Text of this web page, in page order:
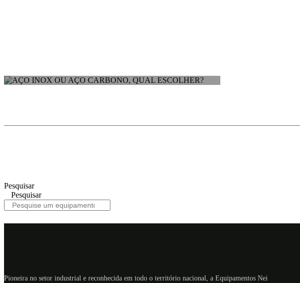
Pesquisar
Pesquisar
Pioneira no setor industrial e reconhecida em todo o território nacional, a Equipamentos Nei